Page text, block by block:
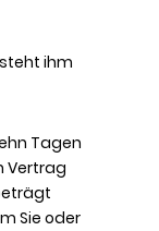
ihm
Tagen
Vertrag
Sie oder